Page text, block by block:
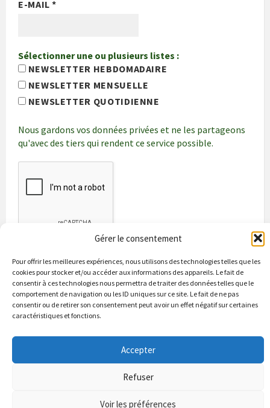
Gérer le consentement
Pour offrir les meilleures expériences, nous utilisons des technologies telles que les
cookies pour stocker et/ou accéder aux informations des appareils. Le fait de
consentir à ces technologies nous permettra de traiter des données telles que le
comportement de navigation ou les ID uniques sur ce site. Le fait de ne pas
consentir ou de retirer son consentement peut avoir un effet négatif sur certaines
caractéristiques et fonctions.
Accepter
Refuser
Voir les préférences
E-MAIL*
Sélectionner une ou plusieurs listes :
NEWSLETTER HEBDOMADAIRE
NEWSLETTER MENSUELLE
NEWSLETTER QUOTIDIENNE
Nous gardons vos données privées et ne les partageons
qu'avec des tiers qui rendent ce service possible.
Bienvenue à Puycapel La municipalité
Actualités
Les bonnes adresses
Contacts & renseignements
Conformité à la loi RGPD
Puycapel.fr utilise des cookies pour améliorer les performance et